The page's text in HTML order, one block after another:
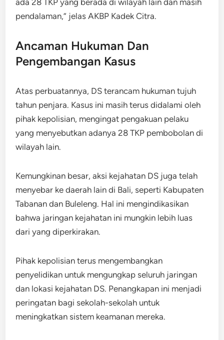
ada 28 TKP yang berada di wilayah lain dan masih
pendalaman,” jelas AKBP Kadek Citra.
Ancaman Hukuman Dan
Pengembangan Kasus
Atas perbuatannya, DS terancam hukuman tujuh
tahun penjara. Kasus ini masih terus didalami oleh
pihak kepolisian, mengingat pengakuan pelaku
yang menyebutkan adanya 28 TKP pembobolan di
wilayah lain.
Kemungkinan besar, aksi kejahatan DS juga telah
menyebar ke daerah lain di Bali, seperti Kabupaten
Tabanan dan Buleleng. Hal ini mengindikasikan
bahwa jaringan kejahatan ini mungkin lebih luas
dari yang diperkirakan.
Pihak kepolisian terus mengembangkan
penyelidikan untuk mengungkap seluruh jaringan
dan lokasi kejahatan DS. Penangkapan ini menjadi
peringatan bagi sekolah-sekolah untuk
meningkatkan sistem keamanan mereka.